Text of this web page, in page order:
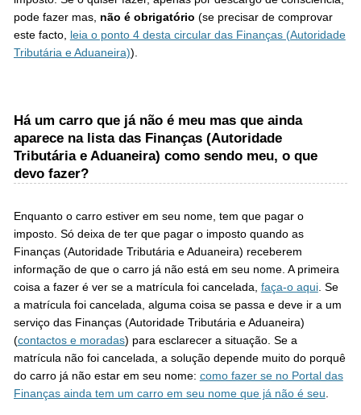
pode fazer mas, não é obrigatório (se precisar de comprovar
este facto, leia o ponto 4 desta circular das Finanças (Autoridade
Tributária e Aduaneira)).
Há um carro que já não é meu mas que ainda
aparece na lista das Finanças (Autoridade
Tributária e Aduaneira) como sendo meu, o que
devo fazer?
Enquanto o carro estiver em seu nome, tem que pagar o
imposto. Só deixa de ter que pagar o imposto quando as
Finanças (Autoridade Tributária e Aduaneira) receberem
informação de que o carro já não está em seu nome. A primeira
coisa a fazer é ver se a matrícula foi cancelada, faça-o aqui. Se
a matrícula foi cancelada, alguma coisa se passa e deve ir a um
serviço das Finanças (Autoridade Tributária e Aduaneira)
(contactos e moradas) para esclarecer a situação. Se a
matrícula não foi cancelada, a solução depende muito do porquê
do carro já não estar em seu nome: como fazer se no Portal das
Finanças ainda tem um carro em seu nome que já não é seu